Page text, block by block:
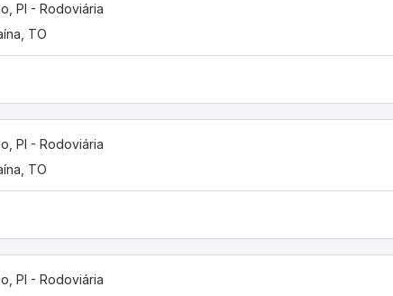
PI - Rodoviária
TO
PI - Rodoviária
TO
PI - Rodoviária